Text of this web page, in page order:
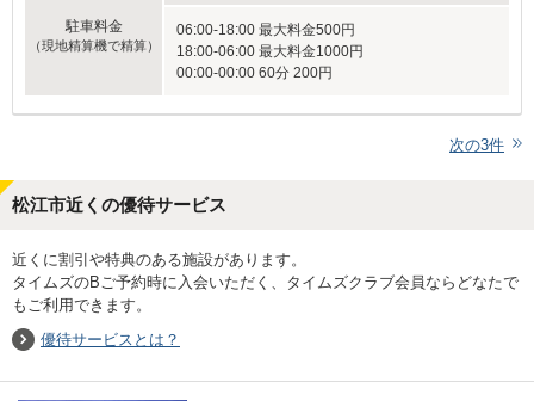
駐車料金
（現地精算機で精算）
06:00-18:00 最大料金500円
18:00-06:00 最大料金1000円
00:00-00:00 60分 200円
次の3件
松江市近くの優待サービス
近くに割引や特典のある施設があります。
タイムズのBご予約時に入会いただく、タイムズクラブ会員ならどなたで
もご利用できます。
優待サービスとは？